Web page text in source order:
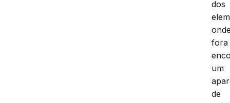
dos
fora
um
de